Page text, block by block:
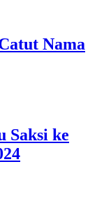
Nama
Saksi ke